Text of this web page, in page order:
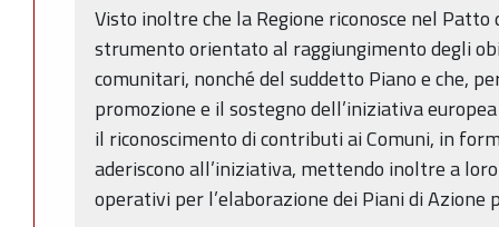
Visto inoltre che la Regione riconosce nel
strumento orientato al raggiungimento degli
comunitari, nonché del suddetto Piano e che,
promozione e il sostegno dell’iniziativa
il riconoscimento di contributi ai Comuni, in
aderiscono all’iniziativa, mettendo inoltre a
operativi per l’elaborazione dei Piani di Azione